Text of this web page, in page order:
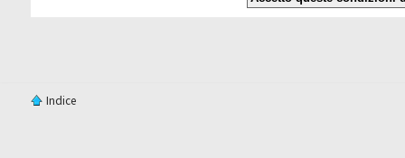
Indice